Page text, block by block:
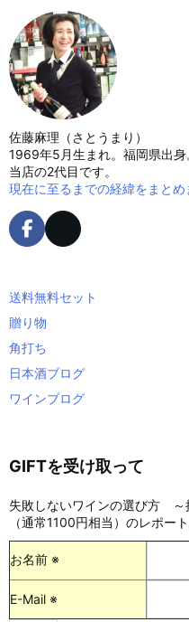
佐藤麻理（さとうまり）
1969年5月生まれ。福岡県出身
当店の2代目です。
現在に至るまでの経緯をまとめ
送料無料セット
贈り物
角打ち
日本酒ブログ
ワインブログ
GIFTを受け取って
失敗しないワインの選び方 ～
（通常1100円相当）のレポー
お名前 ※
E-Mail ※